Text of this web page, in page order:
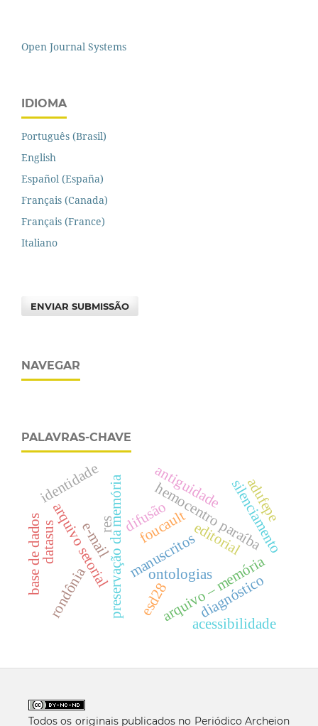
Open Journal Systems
IDIOMA
Português (Brasil)
English
Español (España)
Français (Canada)
Français (France)
Italiano
ENVIAR SUBMISSÃO
NAVEGAR
PALAVRAS-CHAVE
hemocentro paraíba
editorial
manuscritos silenciamento
preservação da memória foucault
arquivo – memória
antiguidade
ontologias
arquivo setorial
diagnóstico
identidade
difusão
e-mail
res
esd28
datasus
rondônia
base de dados
adufepe
acessibilidade
Todos os originais publicados no Periódico Archeion